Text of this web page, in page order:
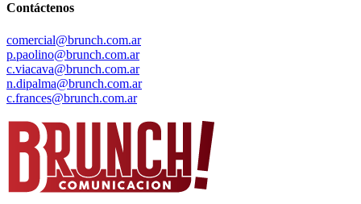
Contáctenos
comercial@brunch.com.ar
p.paolino@brunch.com.ar
c.viacava@brunch.com.ar
n.dipalma@brunch.com.ar
c.frances@brunch.com.ar